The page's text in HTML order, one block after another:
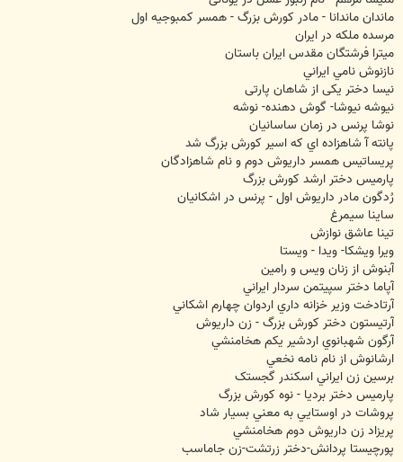
ماندان ماندانا - مادر کورش بزرگ - همسر کمبوجیه اول
مرسده ملکه در ایران
میترا فرشتگان مقدس ایران باستان
نازنوش نامي ايراني
نیسا دختر یکی از شاهان پارتی
نیوشه نیوشا- گوش دهنده- نوشه
نوشا پرنس در زمان ساسانیان
پانته آ شاهزاده اي که اسير کورش بزرگ شد
پریساتیس همسر داریوش دوم و نام شاهزادگان
پارمیس دختر ارشد کورش بزرگ
رُدگون مادر داریوش اول - پرنس در اشکانیان
ساینا سیمرغ
تینا عاشق نوازش
ویرا ویشکا- ویدا - ویستا
آبنوش از زنان ويس و رامين
آپاما دختر سپيتمن سردار ايراني
آرتادخت وزير خزانه داري اردوان چهارم اشکاني
آرتيستون دختر کورش بزرگ - زن داريوش
آرگون شهبانوي اردشير يکم هخامنشي
ارشانوش از نام نامه نخعي
برسين زن ايراني اسکندر گجستک
پارميس دختر برديا - نوه کورش بزرگ
پروشات در اوستايي به معني بسيار شاد
پريزاد زن داريوش دوم هخامنشي
پورچيستا پردانش-دختر زرتشت-زن جاماسب